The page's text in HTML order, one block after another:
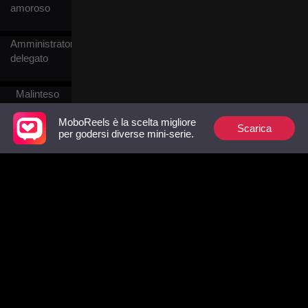
amoroso
Amministratore
delegato
Malinteso
Mafia
predatore e preda, Nora si
scoprì innamorata di lui.
MoboReels è la scelta migliore
per godersi diverse mini-serie.
Scarica